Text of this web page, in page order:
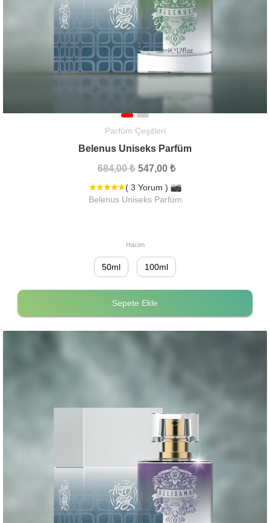
Parfüm Çeşitleri
Belenus Uniseks Parfüm
684,00 ₺ 547,00 ₺
( 3 Yorum )
Belenus Uniseks Parfüm
Hacim
50ml 100ml
Sepete Ekle